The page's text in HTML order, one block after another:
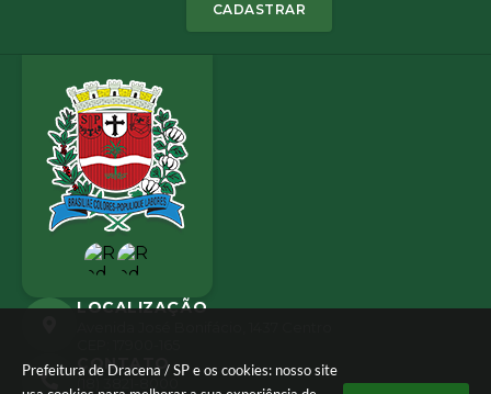
Prefeitura de Dracena / SP e os cookies: nosso site
CADASTRAR
LOCALIZAÇÃO
CONTATO